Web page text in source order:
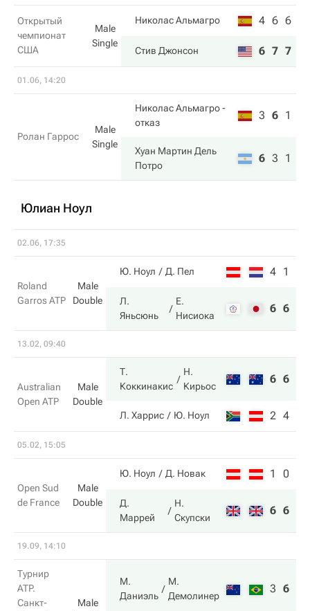
Открытый
чемпионат
США
Male
Single
Николас Альмагро 4 6 6
Стив Джонсон 6 7 7
01.06, 14:20
Ролан Гаррос
Male
Single
Николас Альмагро-
отказ
3 6 1
Хуан Мартин Дель
Потро
6 3 1
Юлиан Ноул
02.06, 17:35
Roland
Garros ATP
Male
Double
Ю. Ноул Д. Пел 4 1
Л.
Яньсюнь
Е.
Нисиока
6 6
13.02, 09:40
Australian
Open ATP
Male
Double
Т.
Коккинакис
Н.
Кирьос
6 6
Л. Харрис Ю. Ноул 2 4
05.02, 15:05
Open Sud
de France
Male
Double
Ю. Ноул Д. Новак 1 0
Д.
Маррей
Н.
Скупски
6 6
19.09, 14:10
Турнир
ATP.
Санкт-
Male
М.
Даниэль
М.
Демолинер
3 6